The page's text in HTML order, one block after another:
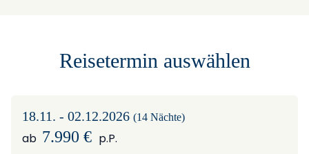
Reisetermin auswählen
18.11. - 02.12.2026 (14 Nächte)
ab 7.990 € p.P.